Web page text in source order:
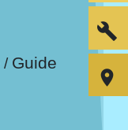
/ Guide
build
room